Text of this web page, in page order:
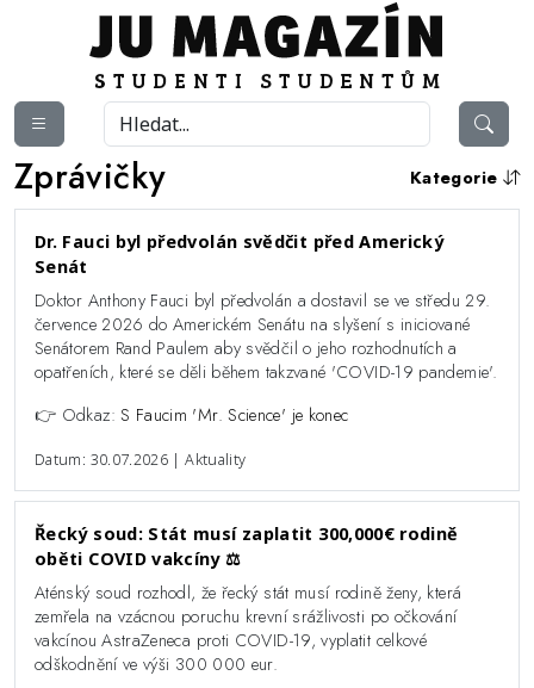
Zprávičky Kategorie
Dr. Fauci byl předvolán svědčit před Americký
Senát
Doktor Anthony Fauci byl předvolán a dostavil se ve středu 29.
července 2026 do Americkém Senátu na slyšení s iniciované
Senátorem Rand Paulem aby svědčil o jeho rozhodnutích a
opatřeních, které se děli během takzvané 'COVID-19 pandemie'.
👉 Odkaz:S Faucim 'Mr. Science' je konec
Datum: 30.07.2026 | Aktuality
Řecký soud: Stát musí zaplatit 300,000€ rodině
oběti COVID vakcíny ⚖️
Aténský soud rozhodl, že řecký stát musí rodině ženy, která
zemřela na vzácnou poruchu krevní srážlivosti po očkování
vakcínou AstraZeneca proti COVID-19, vyplatit celkové
odškodnění ve výši 300 000 eur.